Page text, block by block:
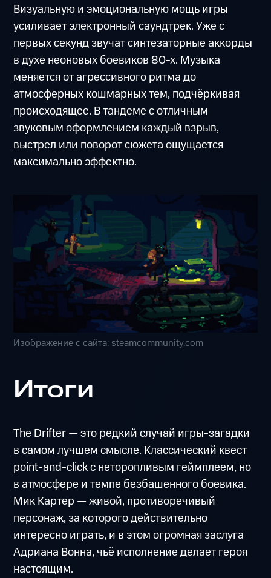
Визуальную и эмоциональную мощь игры
усиливает электронный саундтрек. Уже с
первых секунд звучат синтезаторные аккорды
в духе неоновых боевиков 80-х. Музыка
меняется от агрессивного ритма до
атмосферных кошмарных тем, подчёркивая
происходящее. В тандеме с отличным
звуковым оформлением каждый взрыв,
выстрел или поворот сюжета ощущается
максимально эффектно.
Изображение с сайта: steamcommunity.com
Итоги
The Drifter — это редкий случай игры-загадки
в самом лучшем смысле. Классический квест
point-and-click с неторопливым геймплеем, но
в атмосфере и темпе безбашенного боевика.
Мик Картер — живой, противоречивый
персонаж, за которого действительно
интересно играть, и в этом огромная заслуга
Адриана Вонна, чьё исполнение делает героя
настоящим.